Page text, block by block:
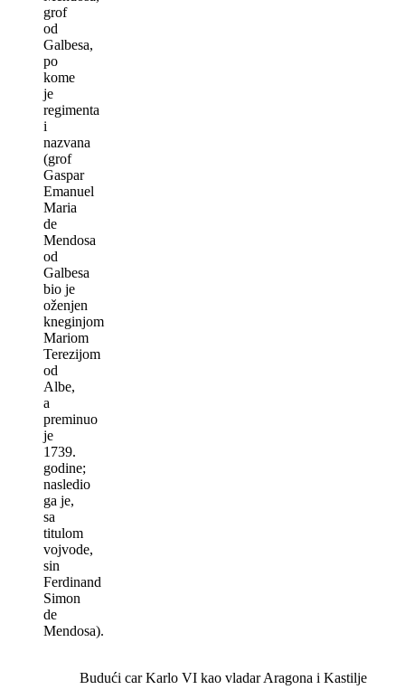
grof
od
Galbesa,
po
kome
je
regimenta
i
nazvana
(grof
Gaspar
Emanuel
Maria
de
Mendosa
od
Galbesa
bio je
oženjen
kneginjom
Mariom
Terezijom
od
Albe,
a
preminuo
je
1739.
godine;
nasledio
ga je,
sa
titulom
vojvode,
sin
Ferdinand
Simon
de
Mendosa).
Budući car Karlo VI kao vladar Aragona i Kastilje